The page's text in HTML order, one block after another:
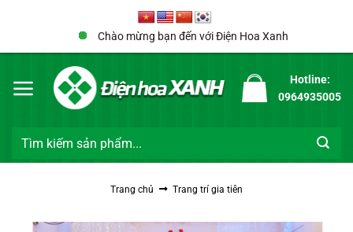
Chào mừng bạn đến với Điện Hoa Xanh
Hotline:
0964935005
Tìm
Trang chủ Trang trí gia tiên